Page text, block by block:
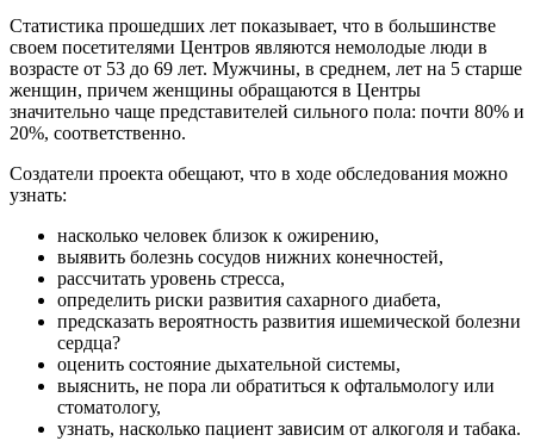
Статистика прошедших лет показывает, что в большинстве
своем посетителями Центров являются немолодые люди в
возрасте от 53 до 69 лет. Мужчины, в среднем, лет на 5 старше
женщин, причем женщины обращаются в Центры
значительно чаще представителей сильного пола: почти 80% и
20%, соответственно.
Создатели проекта обещают, что в ходе обследования можно
узнать:
насколько человек близок к ожирению,
выявить болезнь сосудов нижних конечностей,
рассчитать уровень стресса,
определить риски развития сахарного диабета,
предсказать вероятность развития ишемической болезни
сердца?
оценить состояние дыхательной системы,
выяснить, не пора ли обратиться к офтальмологу или
стоматологу,
узнать, насколько пациент зависим от алкоголя и табака.